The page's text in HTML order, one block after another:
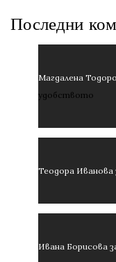
Последни
Магдалена
удобството
Теодора Иванова
Ивана Борисова